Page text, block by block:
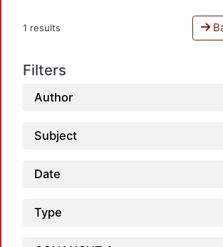
1 results
Filters
Author
Subject
Date
Type